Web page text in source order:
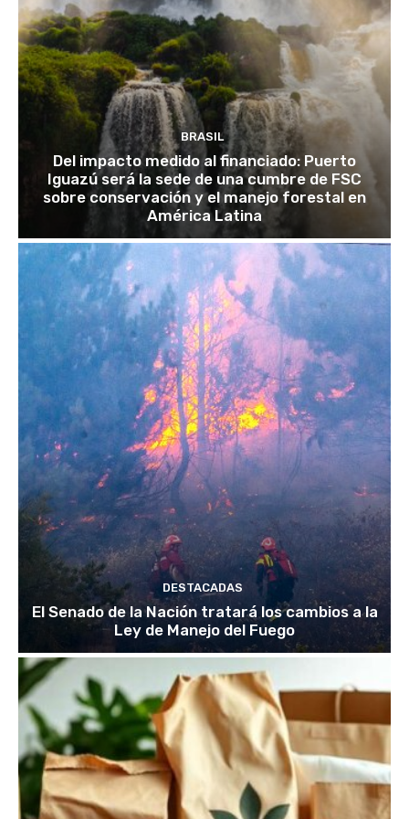
BRASIL
Del impacto medido al financiado: Puerto
Iguazú será la sede de una cumbre de FSC
sobre conservación y el manejo forestal en
América Latina
DESTACADAS
El Senado de la Nación tratará los cambios a la
Ley de Manejo del Fuego